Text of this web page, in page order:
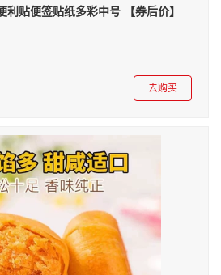
利贴便签贴纸多彩中号 【券后价】
去购买